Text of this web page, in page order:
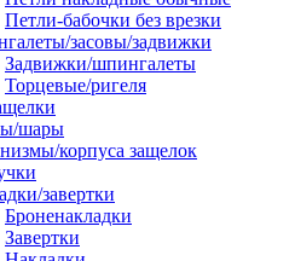
Петли-бабочки без врезки
засовы/задвижки
Задвижки/шпингалеты
Торцевые/ригеля
шары
корпуса защелок
завертки
Броненакладки
Завертки